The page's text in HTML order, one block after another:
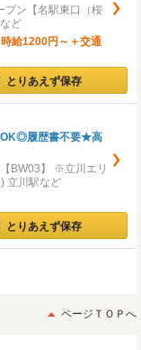
ン【名駅東口（桜
ど
給1200円～＋交通
とりあえず保存
OK◎履歴書不要★高
BW03】 ※立川エリ
立川駅など
とりあえず保存
ページＴＯＰへ